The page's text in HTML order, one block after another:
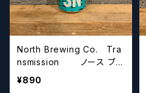
North Brewing Co. Tra
nsmission ノース ブリ
ューイング トランスミッシ
¥890